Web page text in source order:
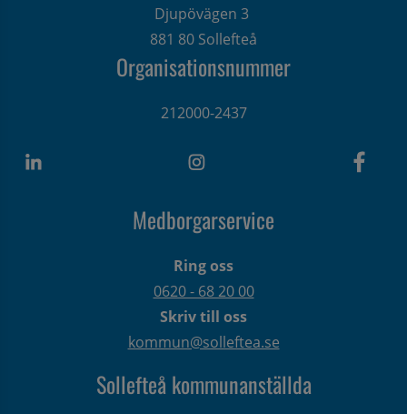
Djupövägen 3
881 80 Sollefteå
Organisationsnummer
212000-2437
Medborgarservice
Ring oss
0620 - 68 20 00
Skriv till oss
kommun@solleftea.se
Sollefteå kommunanställda